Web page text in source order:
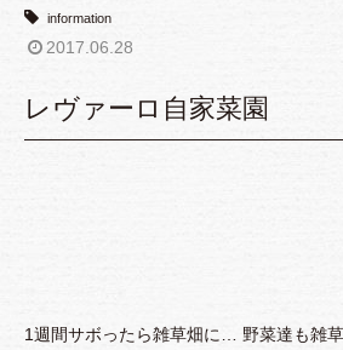
information
2017.06.28
レヴァーロ自家菜園
1週間サボったら雑草畑に… 野菜達も雑